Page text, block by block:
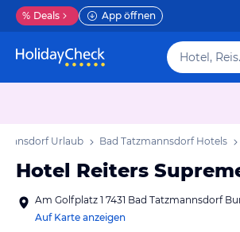
% Deals App öffnen
Urlaub Bad Tatzmannsdorf Hotels
Hotel Reiters
Am Golfplatz 1 7431 Bad Tatzmannsdorf
Auf Karte anzeigen